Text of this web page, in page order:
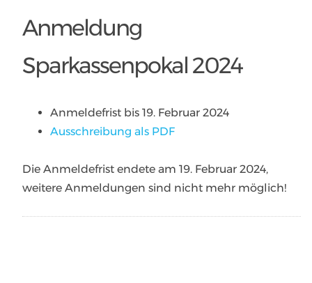
Anmeldung
Sparkassenpokal 2024
Anmeldefrist bis 19. Februar 2024
Ausschreibung als PDF
Die Anmeldefrist endete am 19. Februar 2024,
weitere Anmeldungen sind nicht mehr möglich!